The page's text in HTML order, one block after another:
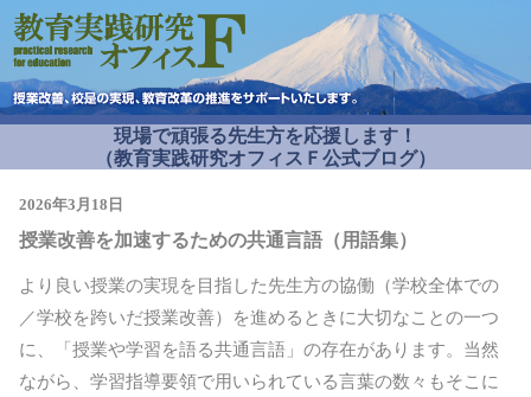
現場で頑張る先生方を応援します！
（教育実践研究オフィスＦ公式ブログ）
2026年3月18日
授業改善を加速するための共通言語（用語集）
より良い授業の実現を目指した先生方の協働（学校全体での
／学校を跨いだ授業改善）を進めるときに大切なことの一つ
に、「授業や学習を語る共通言語」の存在があります。当然
ながら、学習指導要領で用いられている言葉の数々もそこに